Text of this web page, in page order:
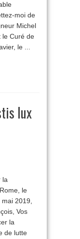
moi de
Michel
le Curé de
le ...
lux
la
le
2019,
Vos
la
de lutte